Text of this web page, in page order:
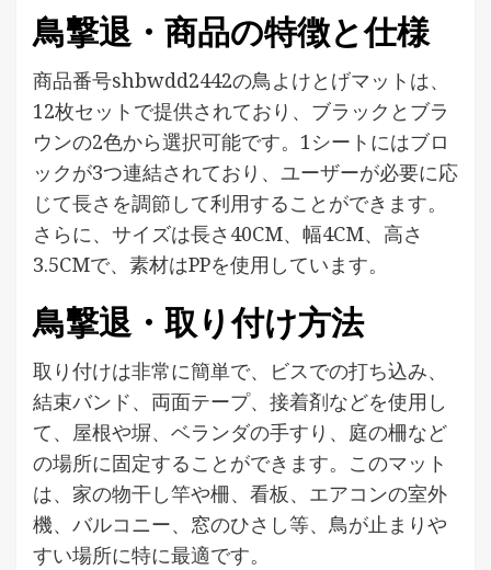
鳥撃退・商品の特徴と仕様
商品番号shbwdd2442の鳥よけとげマットは、
12枚セットで提供されており、ブラックとブラ
ウンの2色から選択可能です。1シートにはブロ
ックが3つ連結されており、ユーザーが必要に応
じて長さを調節して利用することができます。
さらに、サイズは長さ40CM、幅4CM、高さ
3.5CMで、素材はPPを使用しています。
鳥撃退・取り付け方法
取り付けは非常に簡単で、ビスでの打ち込み、
結束バンド、両面テープ、接着剤などを使用し
て、屋根や塀、ベランダの手すり、庭の柵など
の場所に固定することができます。このマット
は、家の物干し竿や柵、看板、エアコンの室外
機、バルコニー、窓のひさし等、鳥が止まりや
すい場所に特に最適です。